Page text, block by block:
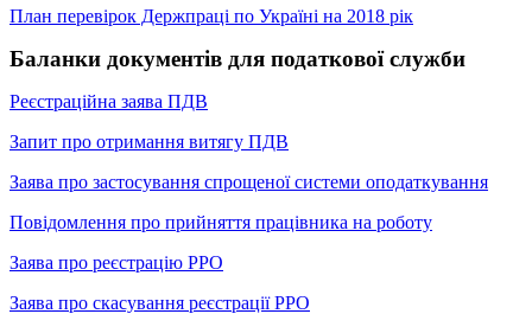
План перевірок Держпраці по Україні на 2018 рік
Баланки документів для податкової служби
Реєстраційна заява ПДВ
Запит про отримання витягу ПДВ
Заява про застосування спрощеної системи оподаткування
Повідомлення про прийняття працівника на роботу
Заява про реєстрацію РРО
Заява про скасування реєстрації РРО